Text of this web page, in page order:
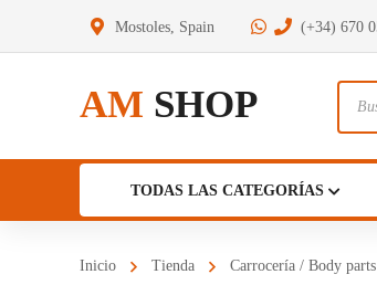
Mostoles, Spain (+34) 670
AM SHOP
de
TODAS LAS CATEGORÍAS
Inicio Tienda Carrocería / Body parts